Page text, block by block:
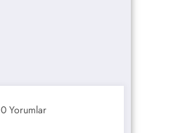
0 Yorumlar